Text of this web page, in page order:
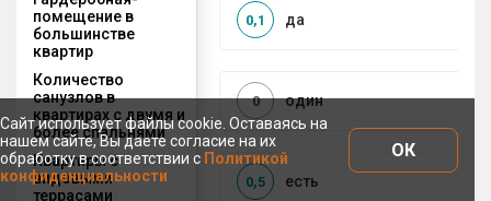
помещение в
большинстве
квартир
да
0,1
Количество
санузлов в
квартирах с двумя и
более спальнями
один
0
Квартиры с
видовыми
террасами
есть
0,5
Сайт использует файлы cookie. Оставаясь на
нашем сайте, Вы даете согласие на их
обработку в соответствии с Политикой
конфиденциальности
ОК